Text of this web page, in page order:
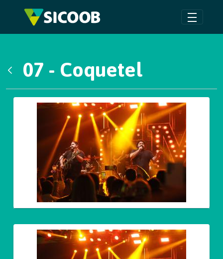
Pular para o Conteúdo principal
07 - Coquetel
Galeria de Mídias